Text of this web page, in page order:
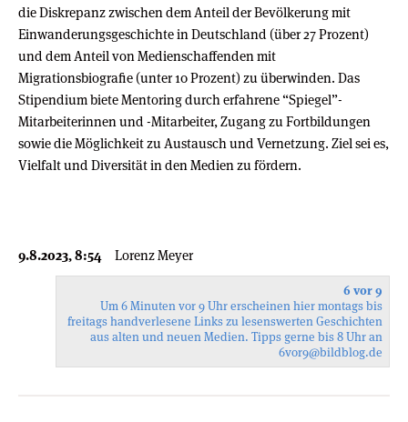
die Diskrepanz zwischen dem Anteil der Bevölkerung mit
Einwanderungsgeschichte in Deutschland (über 27 Prozent)
und dem Anteil von Medienschaffenden mit
Migrationsbiografie (unter 10 Prozent) zu überwinden. Das
Stipendium biete Mentoring durch erfahrene “Spiegel”-
Mitarbeiterinnen und -Mitarbeiter, Zugang zu Fortbildungen
sowie die Möglichkeit zu Austausch und Vernetzung. Ziel sei es,
Vielfalt und Diversität in den Medien zu fördern.
9.8.2023, 8:54 Lorenz Meyer
6 vor 9
Um 6 Minuten vor 9 Uhr erscheinen hier montags bis
freitags handverlesene Links zu lesenswerten Geschichten
aus alten und neuen Medien. Tipps gerne bis 8 Uhr an
6vor9@bildblog.de